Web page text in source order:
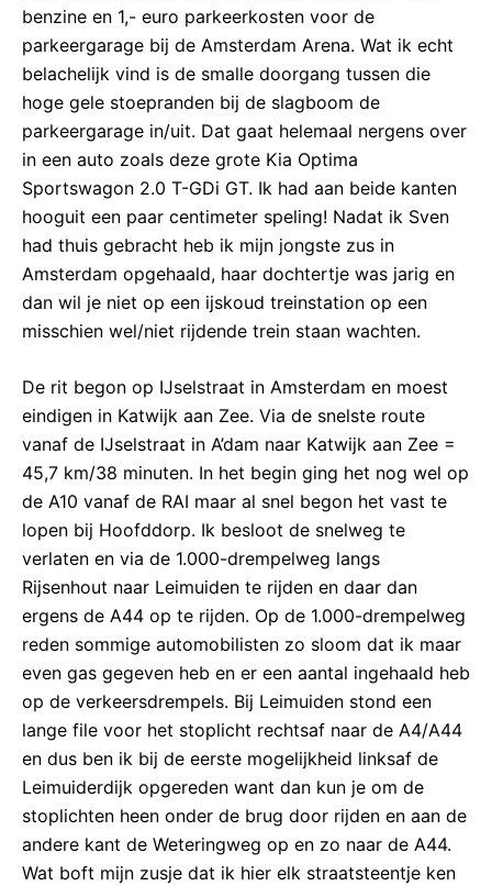
benzine en 1,- euro parkeerkosten voor de
parkeergarage bij de Amsterdam Arena. Wat ik echt
belachelijk vind is de smalle doorgang tussen die
hoge gele stoepranden bij de slagboom de
parkeergarage in/uit. Dat gaat helemaal nergens over
in een auto zoals deze grote Kia Optima
Sportswagon 2.0 T-GDi GT. Ik had aan beide kanten
hooguit een paar centimeter speling! Nadat ik Sven
had thuis gebracht heb ik mijn jongste zus in
Amsterdam opgehaald, haar dochtertje was jarig en
dan wil je niet op een ijskoud treinstation op een
misschien wel/niet rijdende trein staan wachten.
De rit begon op IJselstraat in Amsterdam en moest
eindigen in Katwijk aan Zee. Via de snelste route
vanaf de IJselstraat in A’dam naar Katwijk aan Zee =
45,7 km/38 minuten. In het begin ging het nog wel op
de A10 vanaf de RAI maar al snel begon het vast te
lopen bij Hoofddorp. Ik besloot de snelweg te
verlaten en via de 1.000-drempelweg langs
Rijsenhout naar Leimuiden te rijden en daar dan
ergens de A44 op te rijden. Op de 1.000-drempelweg
reden sommige automobilisten zo sloom dat ik maar
even gas gegeven heb en er een aantal ingehaald heb
op de verkeersdrempels. Bij Leimuiden stond een
lange file voor het stoplicht rechtsaf naar de A4/A44
en dus ben ik bij de eerste mogelijkheid linksaf de
Leimuiderdijk opgereden want dan kun je om de
stoplichten heen onder de brug door rijden en aan de
andere kant de Weteringweg op en zo naar de A44.
Wat boft mijn zusje dat ik hier elk straatsteentje ken